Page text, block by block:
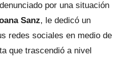
por una situación
Sanz, le dedicó un
redes sociales en medio de
que trascendió a nivel